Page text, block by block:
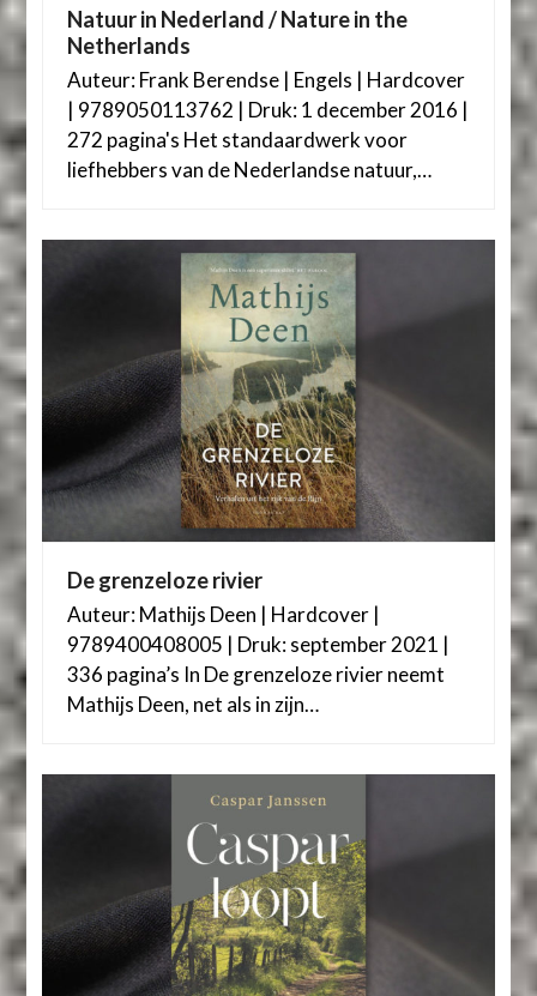
Natuur in Nederland / Nature in the
Netherlands
Auteur: Frank Berendse | Engels | Hardcover
| 9789050113762 | Druk: 1 december 2016 |
272 pagina's Het standaardwerk voor
liefhebbers van de Nederlandse natuur,…
De grenzeloze rivier
Auteur: Mathijs Deen | Hardcover |
9789400408005 | Druk: september 2021 |
336 pagina’s In De grenzeloze rivier neemt
Mathijs Deen, net als in zijn…